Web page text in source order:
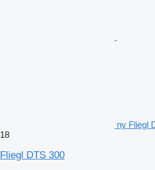
ny Fliegl
18
Fliegl DTS 300